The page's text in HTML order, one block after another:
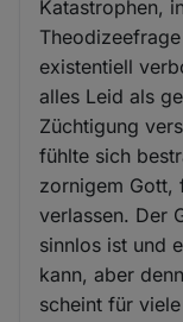
Katastrophen,
existentiell
alles Leid als
Züchtigung
fühlte sich
zornigem Gott,
verlassen. Der
sinnlos ist und
kann, aber
scheint für